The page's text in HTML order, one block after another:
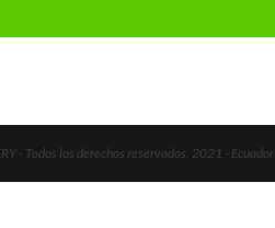
- Todos los derechos reservados, 2021 - Ecuador